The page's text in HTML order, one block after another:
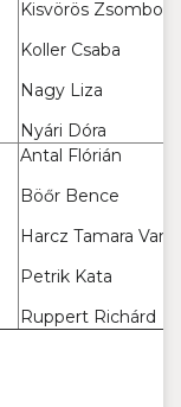
Kisvörös Zsombor
Koller Csaba
Nagy Liza
Nyári Dóra
Antal Flórián
Böőr Bence
Harcz Tamara
Petrik Kata
Ruppert Richárd